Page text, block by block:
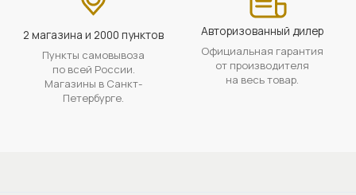
2 магазина и 2000 пунктов
Пункты самовывоза
по всей России.
Магазины в Санкт-
Петербурге.
Авторизованный дилер
Официальная гарантия
от производителя
на весь товар.